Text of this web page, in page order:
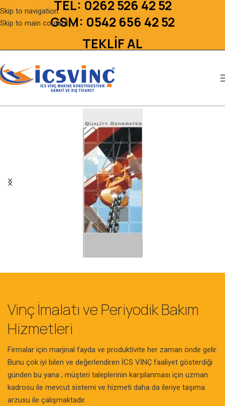
Skip to navigation
Skip to main content
TEL: 0262 526 42 52
GSM: 0542 656 42 52
TEKLİF AL
Vinç İmalatı ve Periyodik Bakım
Hizmetleri
Firmalar için marjinal fayda ve produktivite her zaman önde gelir.
Bunu çok iyi bilen ve değerlendiren İCS VİNÇ faaliyet gösterdiği
günden bu yana ; müşteri taleplerinin karşılanması için uzman
kadrosu ile mevcut sistemi ve hizmeti daha da ileriye taşıma
arzusu ile çalışmaktadır.